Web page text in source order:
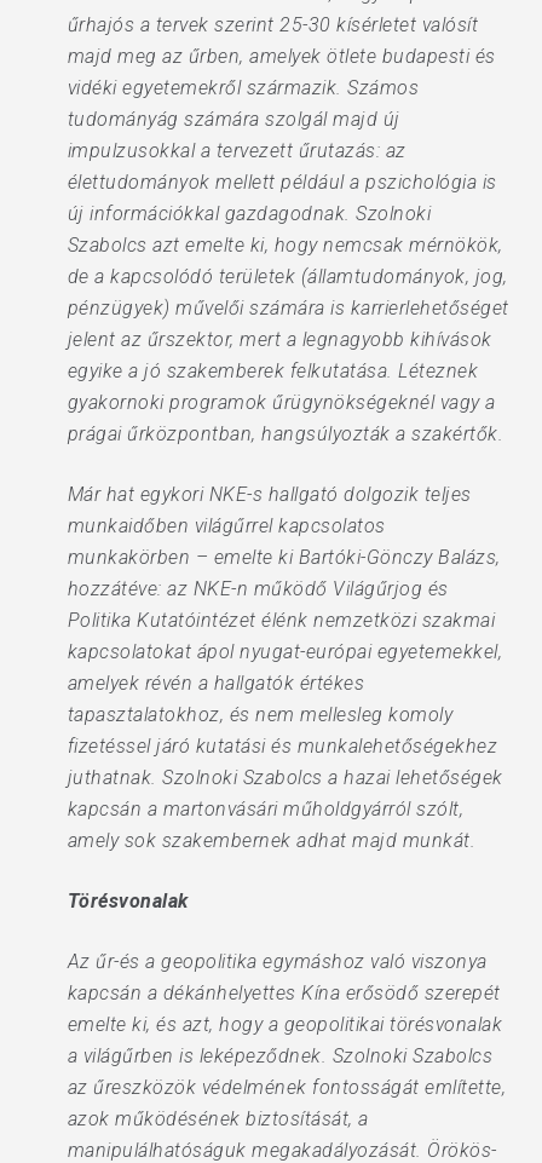
űrhajós a tervek szerint 25-30 kísérletet valósít
majd meg az űrben, amelyek ötlete budapesti és
vidéki egyetemekről származik. Számos
tudományág számára szolgál majd új
impulzusokkal a tervezett űrutazás: az
élettudományok mellett például a pszichológia is
új információkkal gazdagodnak. Szolnoki
Szabolcs azt emelte ki, hogy nemcsak mérnökök,
de a kapcsolódó területek (államtudományok, jog,
pénzügyek) művelői számára is karrierlehetőséget
jelent az űrszektor, mert a legnagyobb kihívások
egyike a jó szakemberek felkutatása. Léteznek
gyakornoki programok űrügynökségeknél vagy a
prágai űrközpontban, hangsúlyozták a szakértők.
Már hat egykori NKE-s hallgató dolgozik teljes
munkaidőben világűrrel kapcsolatos
munkakörben – emelte ki Bartóki-Gönczy Balázs,
hozzátéve: az NKE-n működő Világűrjog és
Politika Kutatóintézet élénk nemzetközi szakmai
kapcsolatokat ápol nyugat-európai egyetemekkel,
amelyek révén a hallgatók értékes
tapasztalatokhoz, és nem mellesleg komoly
fizetéssel járó kutatási és munkalehetőségekhez
juthatnak. Szolnoki Szabolcs a hazai lehetőségek
kapcsán a martonvásári műholdgyárról szólt,
amely sok szakembernek adhat majd munkát.
Törésvonalak
Az űr-és a geopolitika egymáshoz való viszonya
kapcsán a dékánhelyettes Kína erősödő szerepét
emelte ki, és azt, hogy a geopolitikai törésvonalak
a világűrben is leképeződnek. Szolnoki Szabolcs
az űreszközök védelmének fontosságát említette,
azok működésének biztosítását, a
manipulálhatóságuk megakadályozását. Örökös-